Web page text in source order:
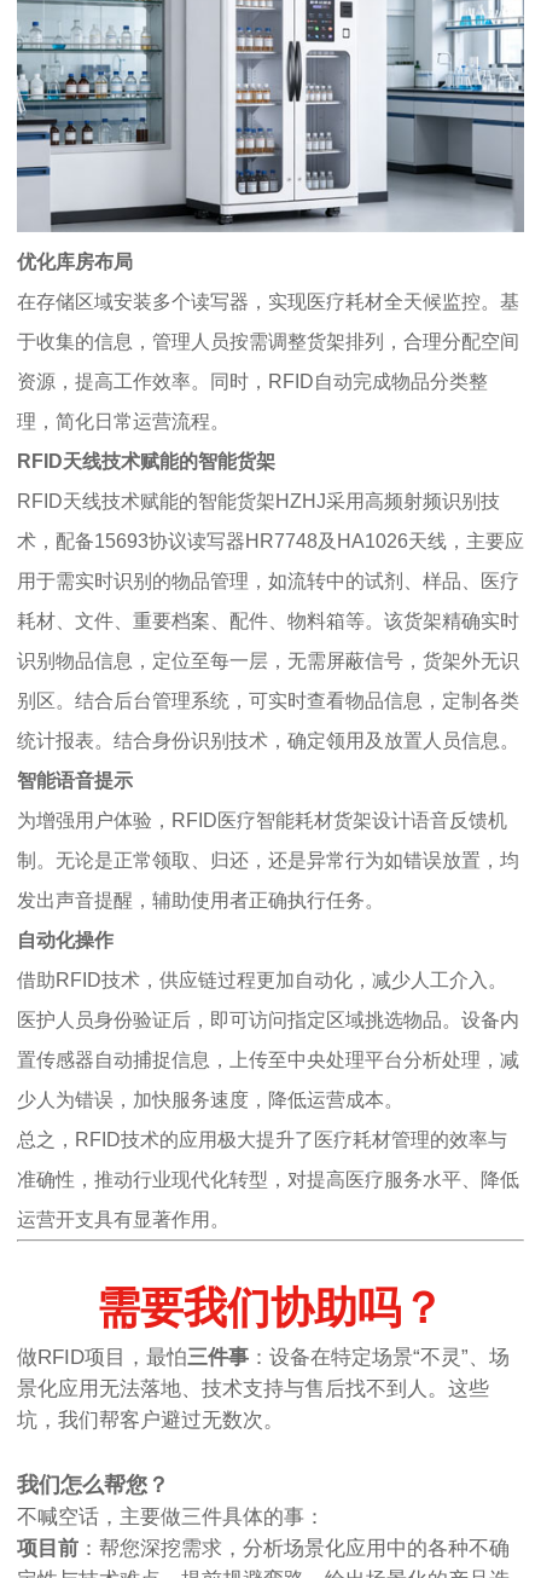
优化库房布局
在存储区域安装多个读写器，实现医疗耗材全天候监控。基
于收集的信息，管理人员按需调整货架排列，合理分配空间
资源，提高工作效率。同时，RFID自动完成物品分类整
理，简化日常运营流程。
RFID天线技术赋能的智能货架
RFID天线技术赋能的智能货架HZHJ采用高频射频识别技
术，配备15693协议读写器HR7748及HA1026天线，主要应
用于需实时识别的物品管理，如流转中的试剂、样品、医疗
耗材、文件、重要档案、配件、物料箱等。该货架精确实时
识别物品信息，定位至每一层，无需屏蔽信号，货架外无识
别区。结合后台管理系统，可实时查看物品信息，定制各类
统计报表。结合身份识别技术，确定领用及放置人员信息。
智能语音提示
为增强用户体验，RFID医疗智能耗材货架设计语音反馈机
制。无论是正常领取、归还，还是异常行为如错误放置，均
发出声音提醒，辅助使用者正确执行任务。
自动化操作
借助RFID技术，供应链过程更加自动化，减少人工介入。
医护人员身份验证后，即可访问指定区域挑选物品。设备内
置传感器自动捕捉信息，上传至中央处理平台分析处理，减
少人为错误，加快服务速度，降低运营成本。
总之，RFID技术的应用极大提升了医疗耗材管理的效率与
准确性，推动行业现代化转型，对提高医疗服务水平、降低
运营开支具有显著作用。
需要我们协助吗？
做RFID项目，最怕三件事 ：设备在特定场景“不灵”、场
景化应用无法落地、技术支持与售后找不到人。这些
坑，我们帮客户避过无数次。
我们怎么帮您？
不喊空话，主要做三件具体的事：
项目前 ：帮您深挖需求，分析场景化应用中的各种不确